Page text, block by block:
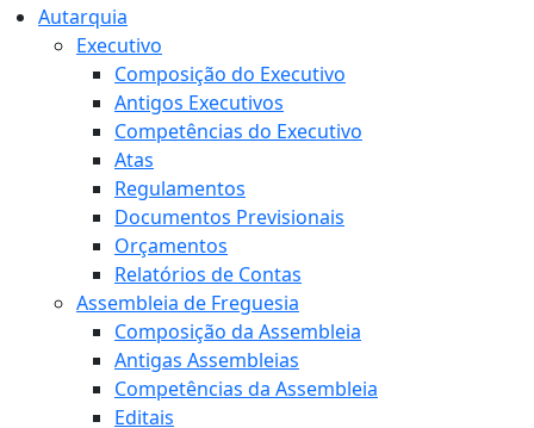
Autarquia
Executivo
Composição do Executivo
Antigos Executivos
Competências do Executivo
Atas
Regulamentos
Documentos Previsionais
Orçamentos
Relatórios de Contas
Assembleia de Freguesia
Composição da Assembleia
Antigas Assembleias
Competências da Assembleia
Editais